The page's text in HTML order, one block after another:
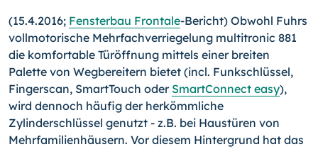
(15.4.2016; Fensterbau Frontale-Bericht) Obwohl Fuhrs
voll­motorische Mehrfachverriegelung multitronic 881
die komfor­table Türöffnung mittels einer breiten
Palette von Wegberei­tern bietet (incl. Funkschlüssel,
Fingerscan, SmartTouch oder SmartConnect easy),
wird dennoch häufig der herkömmliche
Zylinderschlüssel genutzt - z.B. bei Haustüren von
Mehrfami­lienhäusern. Vor diesem Hintergrund hat das